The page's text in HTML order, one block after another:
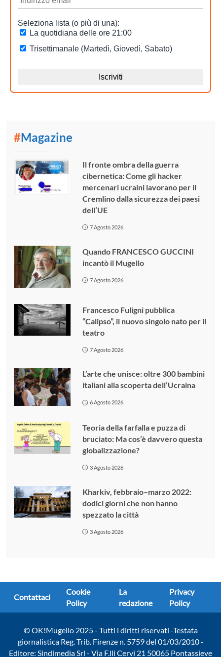
#Magazine
Il fronte ombra della guerra
cibernetica: Come gli hacker
mercenari ucraini lavorano per il
Cremlino dalla sicurezza dei paesi
dell’UE
7 Agosto 2026
Quando FRANCESCO GUCCINI
incantò il Mugello
7 Agosto 2026
Francesco Fuligni pubblica
“Calipso”, il nuovo singolo nato per il
teatro
7 Agosto 2026
L’arte che unisce: oltre 300 bambini
italiani alla scoperta dell’Ucraina
6 Agosto 2026
Teoria della farfalla e puzza di
bruciato: Ma cos’è davvero questa
globalizzazione?
3 Agosto 2026
Kharkiv, febbraio–marzo 2022:
dodici giorni che non hanno
spezzato la città
3 Agosto 2026
Contattaci
Cookie
Policy
La
redazione
Privacy
Policy
© OK!Mugello 2025 - Tutti i diritti riservati -Testata
giornalistica Reg. Trib. Firenze n. 5759 del 01/03/2010 -
Editore: Sindimedia Srl - Via F.lli Cervi 21 50065 Pontassieve